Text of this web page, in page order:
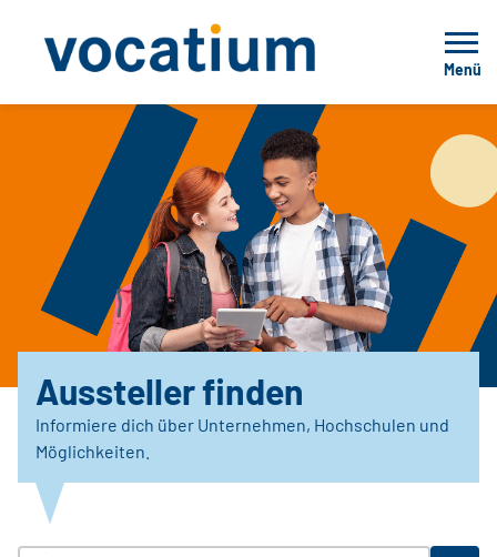
Menü
Aussteller finden
Informiere dich über Unternehmen, Hochschulen und
Möglichkeiten.